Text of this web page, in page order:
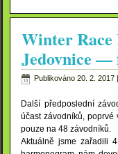
Winter Race
Jedovnice —
Publikováno 20. 2. 2017 |
Další předposlední
účast závodníků,
pouze na 48 závodníků.
Aktuálně jsme zařadili